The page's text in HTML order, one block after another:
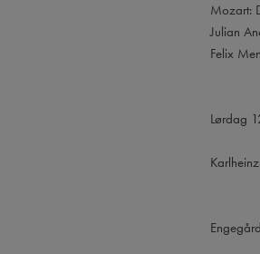
Mozart:
Julian
Felix
Lørdag